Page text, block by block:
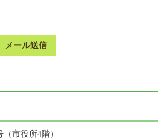
メール送信
市役所4階）